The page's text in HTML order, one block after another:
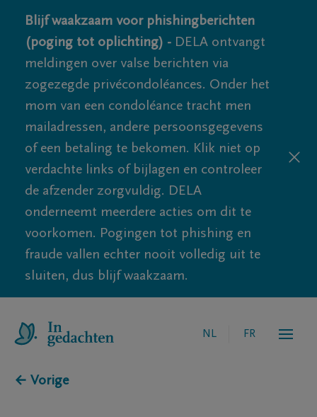
Blijf waakzaam voor phishingberichten
(poging tot oplichting) - DELA ontvangt
meldingen over valse berichten via
zogezegde privécondoléances. Onder het
mom van een condoléance tracht men
mailadressen, andere persoonsgegevens
of een betaling te bekomen. Klik niet op
verdachte links of bijlagen en controleer
de afzender zorgvuldig. DELA
onderneemt meerdere acties om dit te
voorkomen. Pogingen tot phishing en
fraude vallen echter nooit volledig uit te
sluiten, dus blijf waakzaam.
NL FR
← Vorige